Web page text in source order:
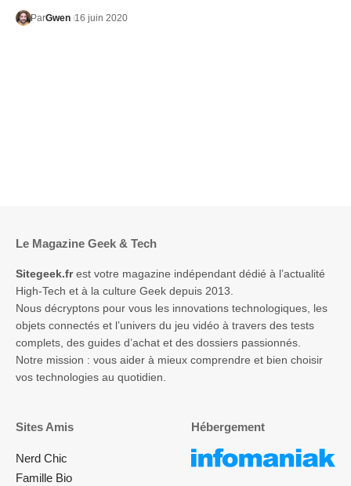
ParGwen 16 juin 2020
Le Magazine Geek & Tech
Sitegeek.frest votre magazine indépendant dédié à l’actualité
High-Tech et à la culture Geek depuis 2013.
Nous décryptons pour vous les innovations technologiques, les
objets connectés et l’univers du jeu vidéo à travers des tests
complets, des guides d’achat et des dossiers passionnés.
Notre mission : vous aider à mieux comprendre et bien choisir
vos technologies au quotidien.
Sites Amis
Nerd Chic
Famille Bio
Hébergement